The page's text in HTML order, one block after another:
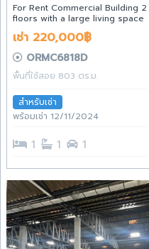
For Rent Commercial Building 2
floors with a large living space
803 Square meters on Nimman
Road close to Maya Shopping
Mall
เช่า 220,000฿
ORMC6818D
พื้นที่ใช้สอย 803 ตร.ม.
สำหรับเช่า
พร้อมเช่า 12/11/2024
1 1 1